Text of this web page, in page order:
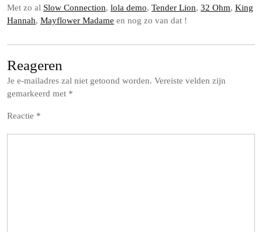
Met zo al Slow Connection, lola demo, Tender Lion, 32 Ohm, King
Hannah, Mayflower Madame en nog zo van dat !
Reageren
Je e-mailadres zal niet getoond worden. Vereiste velden zijn
gemarkeerd met *
Reactie *